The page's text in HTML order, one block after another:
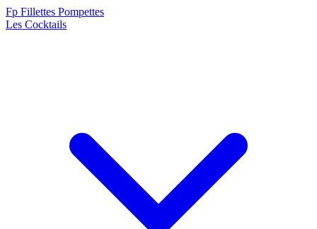
Fp Fillettes Pompettes
Les Cocktails